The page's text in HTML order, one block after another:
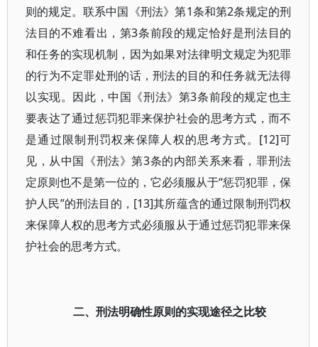
则的规定。联系中国《刑法》第1条和第2条规定的刑
法目的不难看出，第3条前段的规定恰好是刑法目的
和任务的实现机制，因为如果对法律明文规定为犯罪
的行为不定罪处刑的话，刑法的目的和任务就无法得
以实现。因此，中国《刑法》第3条前段的规定也主
要表达了通过惩罚犯罪来保护社会的思考方式，而不
是通过限制刑罚权来保障人权的思考方式。[12]可
见，从中国《刑法》第3条的内部关系来看，罪刑法
定原则也不是第一位的，它必须服从于“惩罚犯罪，保
护人民”的刑法目的，[13]其所蕴含的通过限制刑罚权
来保障人权的思考方式必须服从于通过惩罚犯罪来保
护社会的思考方式。
二、刑法明确性原则的实现途径之比较